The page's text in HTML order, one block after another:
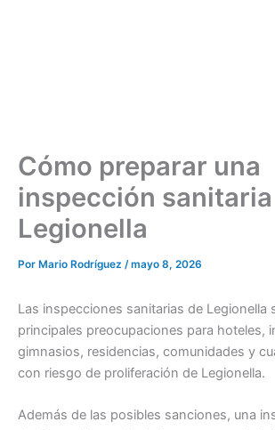
Cómo preparar una
inspección
Legionella
Por Mario Rodríguez /mayo 8, 2026
Las inspecciones sanitarias de Legionella
principales preocupaciones para hoteles,
gimnasios, residencias, comunidades y
con riesgo de proliferación de Legionella.
Además de las posibles sanciones, una